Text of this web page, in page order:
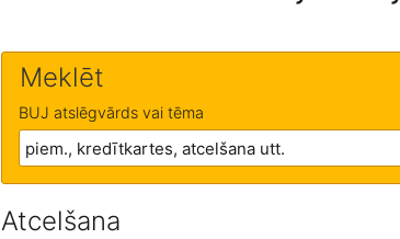
Meklēt
BUJ atslēgvārds vai tēma
Atcelšana